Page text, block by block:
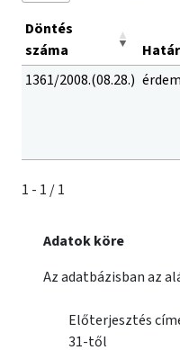
Döntés
száma
1361/2008.(08.28.)
1 - 1 / 1
Adatok köre
Az adatbázisban az
Előterjesztés
31-től